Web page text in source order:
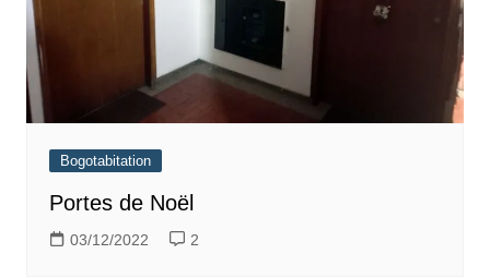
Bogotabitation
Portes de Noël
03/12/2022 2